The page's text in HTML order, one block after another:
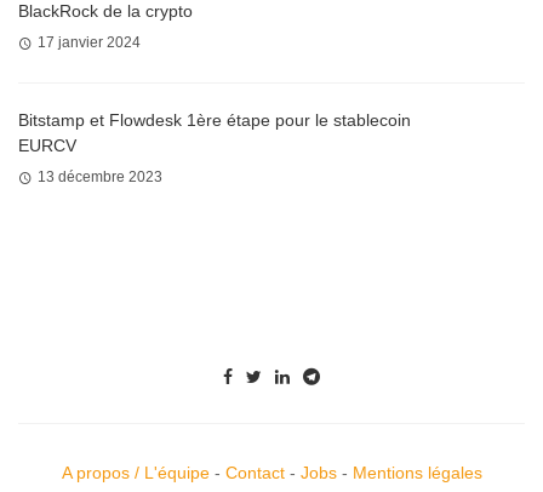
BlackRock de la crypto
17 janvier 2024
Bitstamp et Flowdesk 1ère étape pour le stablecoin
EURCV
13 décembre 2023
A propos / L'équipe- Contact- Jobs- Mentions légales